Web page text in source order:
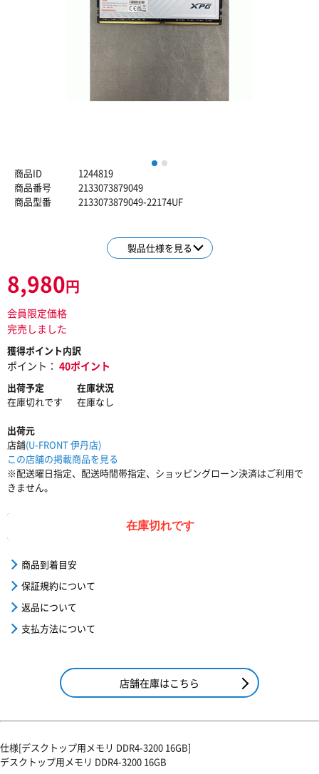
1
商品ID
1244819
商品番号
2133073879049
商品型番
2133073879049-22174UF
製品仕様を見る
8,980円
会員限定価格
完売しました
獲得ポイント内訳
ポイント： 40ポイント
出荷予定
在庫切れです
在庫状況
在庫なし
出荷元
店舗(U-FRONT 伊丹店)
この店舗の掲載商品を見る
※配送曜日指定、配送時間帯指定、ショッピングローン決済はご利用で
きません。
在庫切れです
商品到着目安
保証規約について
返品について
支払方法について
店舗在庫はこちら
仕様[デスクトップ用メモリ DDR4-3200 16GB]
デスクトップ用メモリ DDR4-3200 16GB